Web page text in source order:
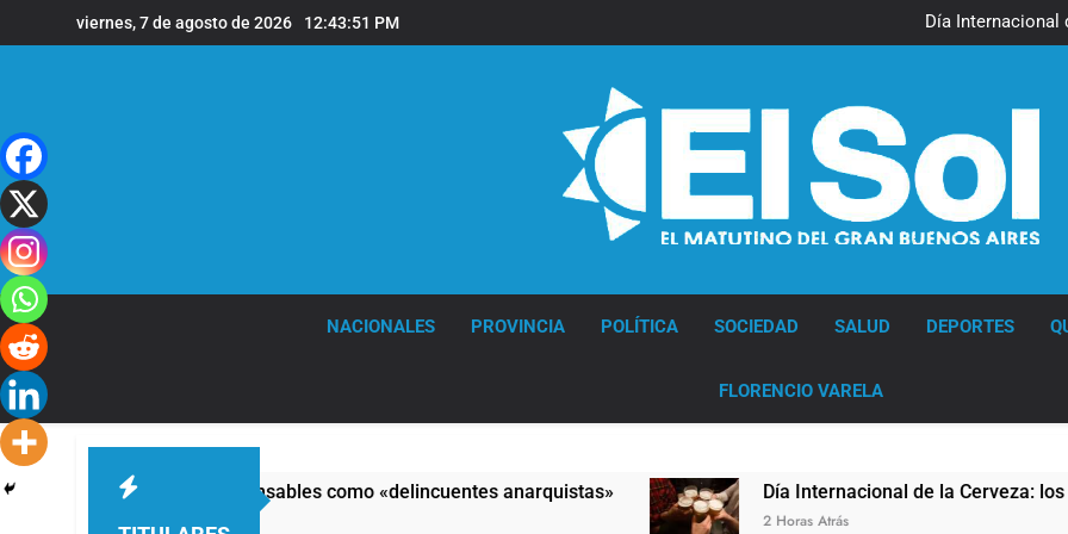
al
viernes, 7 de agosto de 2026 12:43:52 PM
Día Internacional
El frío polar se instala
Día
El frío polar se instala
El Senado aprobó la ley
NACIONALES PROVINCIA POLÍTICA SOCIEDAD SALUD DEPORTES
FLORENCIO VARELA
los responsables como «delincuentes anarquistas» Día Internacional de la Cerveza: los tres secretos
2 Horas Atrás